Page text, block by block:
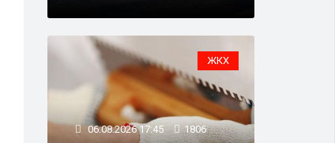
ЖКХ
06.08.2026 17:45 1806